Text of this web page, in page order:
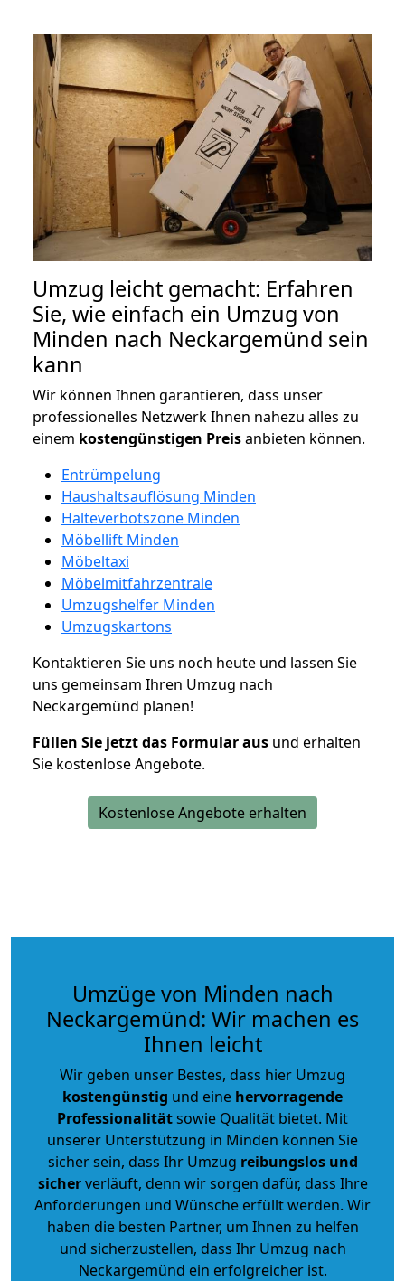
Umzug leicht gemacht: Erfahren
Sie, wie einfach ein Umzug von
Minden nach Neckargemünd sein
kann
Wir können Ihnen garantieren, dass unser
professionelles Netzwerk Ihnen nahezu alles zu
einem kostengünstigen Preisanbieten können.
Entrümpelung
Haushaltsauflösung Minden
Halteverbotszone Minden
Möbellift Minden
Möbeltaxi
Möbelmitfahrzentrale
Umzugshelfer Minden
Umzugskartons
Kontaktieren Sie uns noch heute und lassen Sie
uns gemeinsam Ihren Umzug nach
Neckargemünd planen!
Füllen Sie jetzt das Formular aus und erhalten
Sie kostenlose Angebote.
Kostenlose Angebote erhalten
Umzüge von Minden nach
Neckargemünd: Wir machen es
Ihnen leicht
Wir geben unser Bestes, dass hier Umzug
kostengünstig und eine hervorragende
Professionalitätsowie Qualität bietet. Mit
unserer Unterstützung in Minden können Sie
sicher sein, dass Ihr Umzug reibungslos und
sicherverläuft, denn wir sorgen dafür, dass Ihre
Anforderungen und Wünsche erfüllt werden. Wir
haben die besten Partner, um Ihnen zu helfen
und sicherzustellen, dass Ihr Umzug nach
Neckargemünd ein erfolgreicher ist.